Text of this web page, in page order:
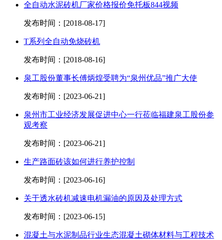
全自动水泥砖机厂家价格报价免托板844视频
发布时间：[2018-08-17]
T系列全自动免烧砖机
发布时间：[2018-08-16]
泉工股份董事长傅炳煌受聘为“泉州优品”推广大使
发布时间：[2023-06-21]
泉州市工业经济发展促进中心一行莅临福建泉工股份参
观考察
发布时间：[2023-06-21]
生产路面砖该如何进行养护控制
发布时间：[2023-06-16]
关于透水砖机减速电机漏油的原因及处理方式
发布时间：[2023-06-15]
混凝土与水泥制品行业生态混凝土砌体材料与工程技术